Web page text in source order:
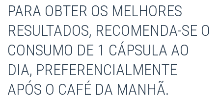
PARA OBTER OS MELHORES
RESULTADOS, RECOMENDA-SE O
CONSUMO DE 1 CÁPSULA AO
DIA, PREFERENCIALMENTE
APÓS O CAFÉ DA MANHÃ.